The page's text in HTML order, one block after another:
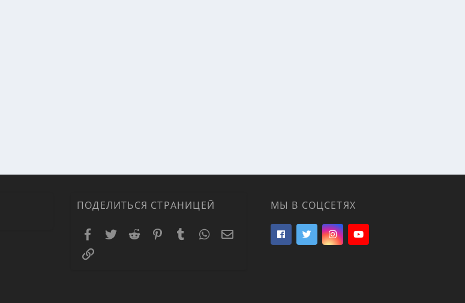
ПОДЕЛИТЬСЯ СТРАНИЦЕЙ
Facebook
TwitterReddit PinterestTumblrWhatsAppЭлектронная почта
Ссылка
МЫ В СОЦСЕТЯХ